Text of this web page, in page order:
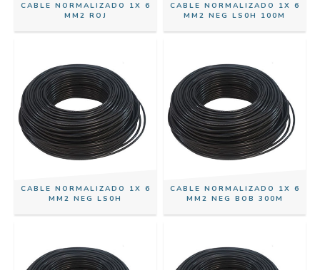
CABLE NORMALIZADO 1X 6
MM2 ROJ
CABLE NORMALIZADO 1X 6
MM2 NEG LS0H 100M
CABLE NORMALIZADO 1X 6
MM2 NEG LS0H
CABLE NORMALIZADO 1X 6
MM2 NEG BOB 300M